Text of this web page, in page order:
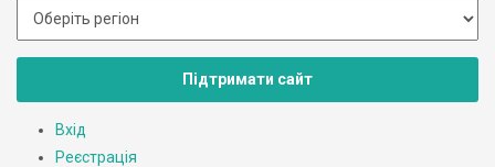
Підтримати сайт
Вхід
Реєстрація